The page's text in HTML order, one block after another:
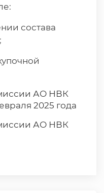
состава
АО НВК
2025 года
АО НВК